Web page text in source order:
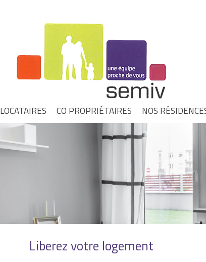
LOCATAIRES CO PROPRIÉTAIRES NOS
Liberez votre logement